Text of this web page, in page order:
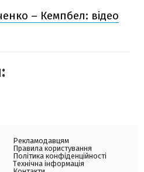
– Кемпбел: відео
Рекламодавцям
Правила користування
Політика конфіденційності
Технічна інформація